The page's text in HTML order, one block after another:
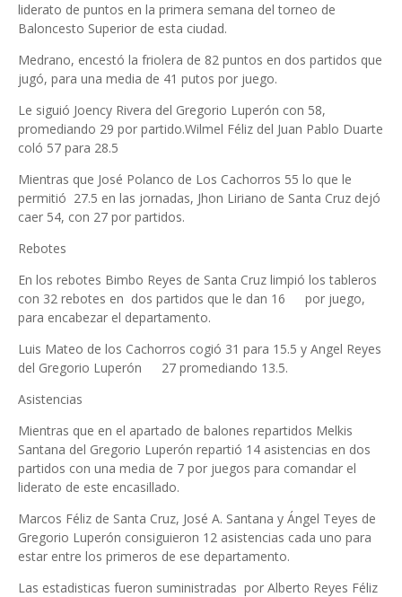
liderato de puntos en la primera semana del torneo de
Baloncesto Superior de esta ciudad.
Medrano, encestó la friolera de 82 puntos en dos partidos que
jugó, para una media de 41 putos por juego.
Le siguió Joency Rivera del Gregorio Luperón con 58,
promediando 29 por partido.Wilmel Féliz del Juan Pablo Duarte
coló 57 para 28.5
Mientras que José Polanco de Los Cachorros 55 lo que le
permitió 27.5 en las jornadas, Jhon Liriano de Santa Cruz dejó
caer 54, con 27 por partidos.
Rebotes
En los rebotes Bimbo Reyes de Santa Cruz limpió los tableros
con 32 rebotes en dos partidos que le dan 16
por juego,
para encabezar el departamento.
Luis Mateo de los Cachorros cogió 31 para 15.5 y Angel Reyes
del Gregorio Luperón
27 promediando 13.5.
Asistencias
Mientras que en el apartado de balones repartidos Melkis
Santana del Gregorio Luperón repartió 14 asistencias en dos
partidos con una media de 7 por juegos para comandar el
liderato de este encasillado.
Marcos Féliz de Santa Cruz, José A. Santana y Ángel Teyes de
Gregorio Luperón consiguieron 12 asistencias cada uno para
estar entre los primeros de ese departamento.
Las estadisticas fueron suministradas por Alberto Reyes Féliz